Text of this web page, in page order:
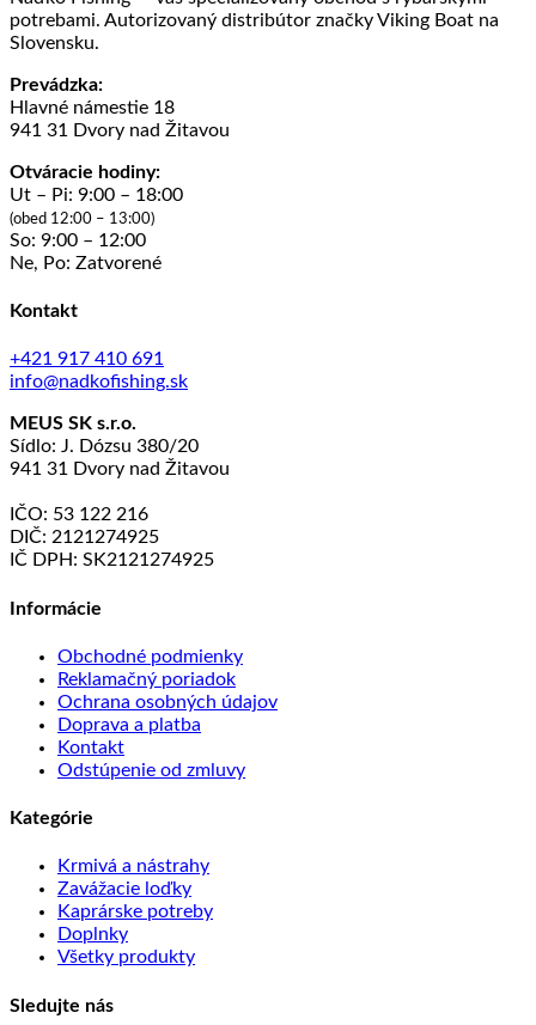
potrebami. Autorizovaný distribútor značky Viking Boat na
Slovensku.
Prevádzka:
Hlavné námestie 18
941 31 Dvory nad Žitavou
Otváracie hodiny:
Ut – Pi: 9:00 – 18:00
(obed 12:00 – 13:00)
So: 9:00 – 12:00
Ne, Po: Zatvorené
Kontakt
+421 917 410 691
info@nadkofishing.sk
MEUS SK s.r.o.
Sídlo: J. Dózsu 380/20
941 31 Dvory nad Žitavou
IČO: 53 122 216
DIČ: 2121274925
IČ DPH: SK2121274925
Informácie
Obchodné podmienky
Reklamačný poriadok
Ochrana osobných údajov
Doprava a platba
Kontakt
Odstúpenie od zmluvy
Kategórie
Krmivá a nástrahy
Zavážacie loďky
Kaprárske potreby
Doplnky
Všetky produkty
Sledujte nás